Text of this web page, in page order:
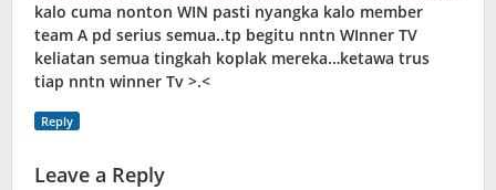
kalo cuma nonton WIN pasti nyangka kalo member
team A pd serius semua..tp begitu nntn WInner TV
keliatan semua tingkah koplak mereka…ketawa trus
tiap nntn winner Tv >.<
Reply
Leave a Reply